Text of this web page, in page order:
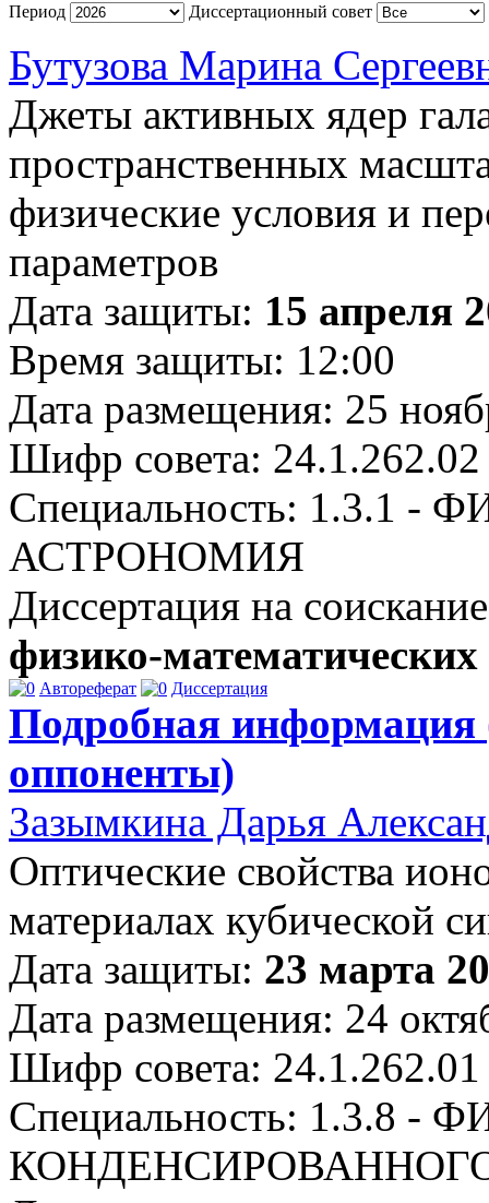
Период Диссертационный совет
Бутузова Марина
Джеты активных ядер
пространственных
физические условия и
параметров
Дата защиты: 15 апреля
Время защиты: 12:00
Дата размещения: 25
Шифр совета: 24.1.262.02
Специальность: 1.3.1
АСТРОНОМИЯ
Диссертация на
физико-математических
Автореферат Диссертация
Подробная
оппоненты)
Зазымкина Дарья
Оптические свойства
материалах кубической
Дата защиты: 23 марта
Дата размещения: 24
Шифр совета: 24.1.262.01
Специальность: 1.3.8 -